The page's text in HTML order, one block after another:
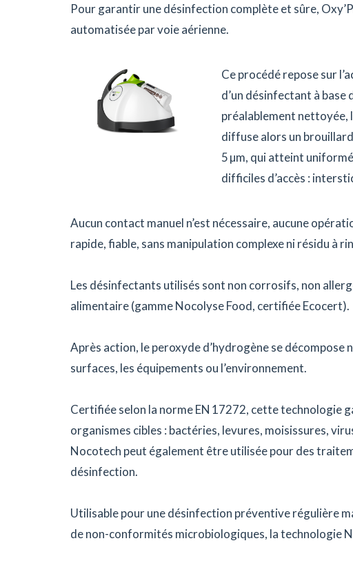
Pour garantir une désinfection complète et sûre,
automatisée par voie aérienne.
Ce procédé repose sur
d’un désinfectant à base
préalablement nettoyée,
diffuse alors un
5 µm, qui atteint
difficiles d’accès :
Aucun contact manuel n’est nécessaire, aucune
rapide, fiable, sans manipulation complexe ni résidu à
Les désinfectants utilisés sont non corrosifs, non
alimentaire (gamme Nocolyse Food, certifiée Ecocert).
Après action, le peroxyde d’hydrogène se décompose
surfaces, les équipements ou l’environnement.
Certifiée selon la norme EN 17272, cette technologie
organismes cibles : bactéries, levures, moisissures,
Nocotech peut également être utilisée pour des
désinfection.
Utilisable pour une désinfection préventive régulière
de non-conformités microbiologiques, la technologie